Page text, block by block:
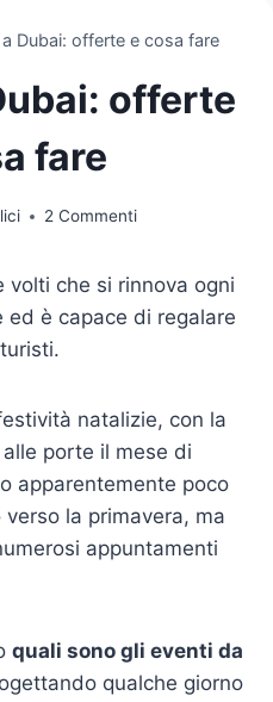
a Dubai: offerte e cosa fare
offerte
fare
2 Commenti
volti che si rinnova ogni
ed è capace di regalare
natalizie, con la
porte il mese di
apparentemente poco
la primavera, ma
appuntamenti
quali sono gli eventi da
qualche giorno